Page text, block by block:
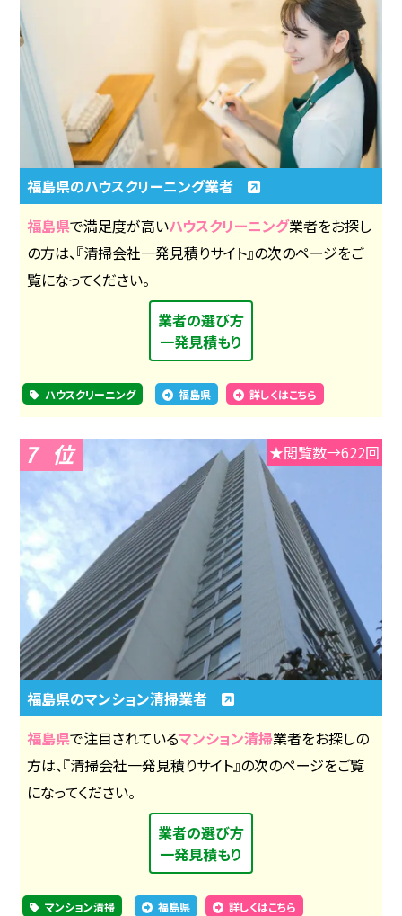
福島県のハウスクリーニング業者
福島県で満足度が高いハウスクリーニング業者をお探し
の方は、『清掃会社一発見積りサイト』の次のページをご
覧になってください。
業者の選び方
一発見積もり
ハウスクリーニング 福島県 詳しくはこちら
7 ★閲覧数→622回
福島県のマンション清掃業者
福島県で注目されているマンション清掃業者をお探しの
方は、『清掃会社一発見積りサイト』の次のページをご覧
になってください。
業者の選び方
一発見積もり
マンション清掃 福島県 詳しくはこちら